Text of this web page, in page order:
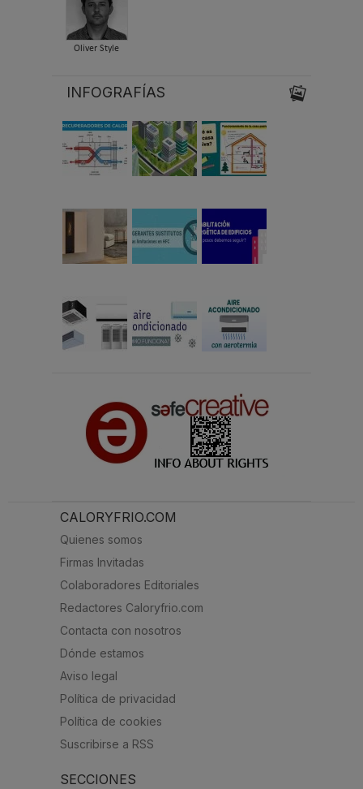
Oliver Style
INFOGRAFÍAS
CALORYFRIO.COM
Quienes somos
Firmas Invitadas
Colaboradores Editoriales
Redactores Caloryfrio.com
Contacta con nosotros
Dónde estamos
Aviso legal
Política de privacidad
Política de cookies
Suscribirse a RSS
SECCIONES